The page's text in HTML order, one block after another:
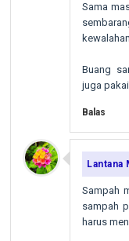
Sama
Buang
juga
Balas
Lantana
Sampah
sampah
harus